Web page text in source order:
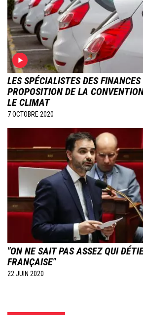
LES SPÉCIALISTES DES
PROPOSITION DE LA
LE CLIMAT
7 OCTOBRE 2020
"ON NE SAIT PAS ASSEZ QUI
FRANÇAISE"
22 JUIN 2020